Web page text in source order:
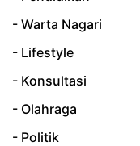
- Warta Nagari
- Lifestyle
- Konsultasi
- Olahraga
- Politik